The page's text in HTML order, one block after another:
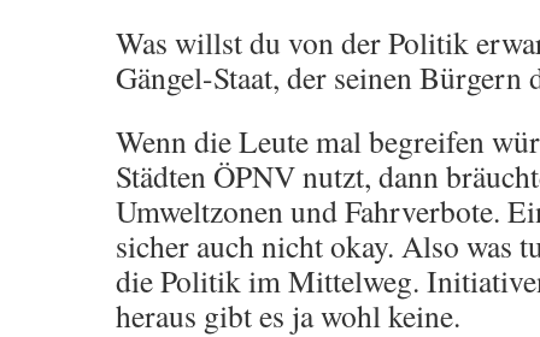
Was willst du von der Politik
Gängel-Staat, der seinen Bürgern
Wenn die Leute mal begreifen
Städten ÖPNV nutzt, dann
Umweltzonen und Fahrverbote.
sicher auch nicht okay. Also was
die Politik im Mittelweg.
heraus gibt es ja wohl keine.